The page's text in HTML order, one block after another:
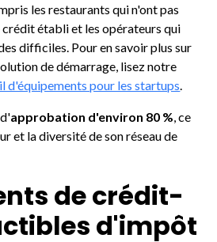
les restaurants qui n'ont pas
établi et les opérateurs qui
difficiles. Pour en savoir plus sur
de démarrage, lisez notre
d'équipements pour les startups
approbation d'environ 80 % , ce
et la diversité de son réseau de
de crédit-
d'impôt